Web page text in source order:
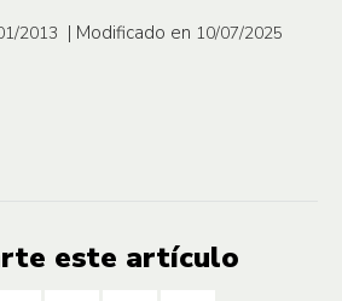
2013 | Modificado en 10/07/2025
este artículo